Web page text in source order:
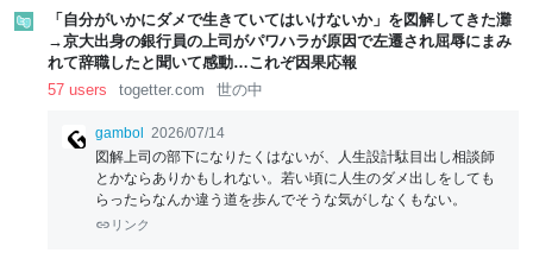
「自分がいかにダメで生きていてはいけないか」を図解してきた灘
→京大出身の銀行員の上司がパワハラが原因で左遷され屈辱にまみ
れて辞職したと聞いて感動…これぞ因果応報
57 users
togetter.com 世の中
gambol
2026/07/14
図解上司の部下になりたくはないが、人生設計駄目出し相談師
とかならありかもしれない。若い頃に人生のダメ出しをしても
らったらなんか違う道を歩んでそうな気がしなくもない。
リンク